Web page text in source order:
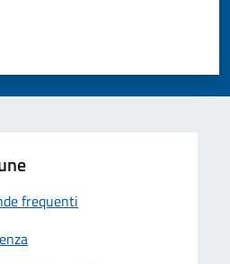
su 5
su 5
5
frequenti